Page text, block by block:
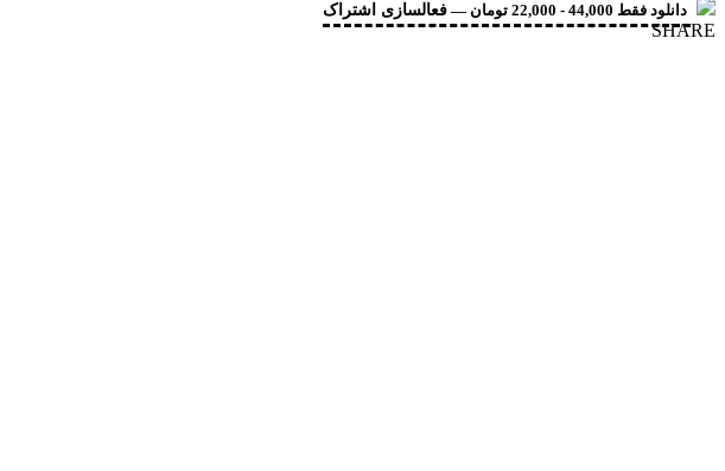
دانلود فقط 44,000 - 22,000 تومان — فعالسازی اشتراک
SHARE